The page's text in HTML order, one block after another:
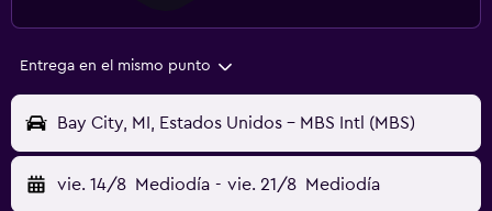
Entrega en el mismo punto
Bay City, MI, Estados Unidos - MBS Intl (MBS)
vie. 14/8 Mediodía - vie. 21/8 Mediodía